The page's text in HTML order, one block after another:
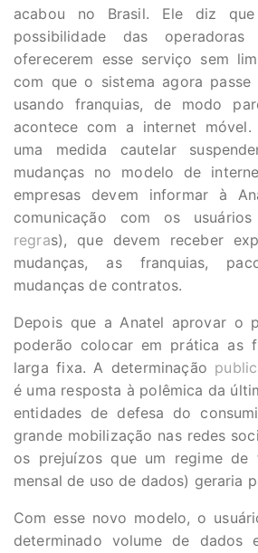
acabou no Brasil. Ele diz
possibilidade das
oferecerem esse serviço sem
com que o sistema agora passe
usando franquias, de modo
acontece com a internet
uma medida cautelar
mudanças no modelo de
empresas devem informar à
comunicação com os
regras), que devem receber
mudanças, as franquias,
mudanças de contratos.
Depois que a Anatel aprovar o
poderão colocar em prática as
larga fixa. A determinação
é uma resposta à polêmica da
entidades de defesa do
grande mobilização nas redes
os prejuízos que um regime de
mensal de uso de dados) geraria
Com esse novo modelo, o
determinado volume de dados